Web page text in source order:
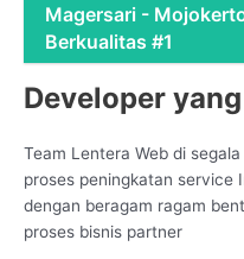
Magersari -
Berkualitas #1
Developer
Team Lentera Web di
proses peningkatan service
dengan beragam ragam
proses bisnis partner